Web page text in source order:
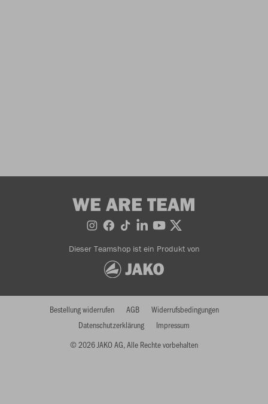
WE ARE TEAM
Dieser Teamshop ist ein Produkt von
© 2026 JAKO AG, Alle Rechte vorbehalten
Bestellung widerrufen AGB
Widerrufsbedingungen
Datenschutzerklärung
Impressum